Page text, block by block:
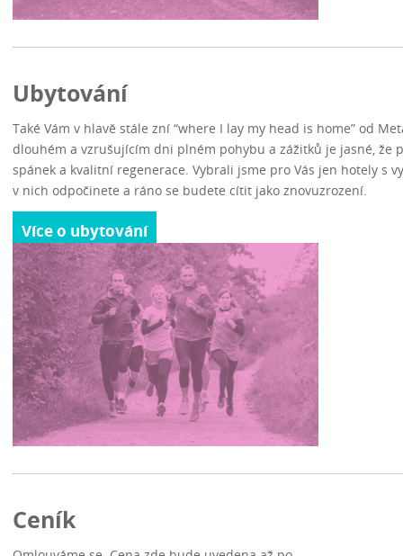
Ubytování
Také Vám v hlavě stále zní “where I lay my head is home” od
dlouhém a vzrušujícím dni plném pohybu a zážitků je jasné, že
spánek a kvalitní regenerace. Vybrali jsme pro Vás jen hotely s
v nich odpočinete a ráno se budete cítit jako znovuzrození.
Více o ubytování
Ceník